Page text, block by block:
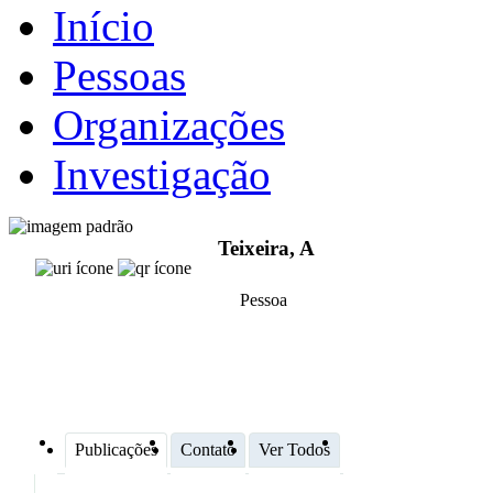
Início
Pessoas
Organizações
Investigação
Teixeira, A
Pessoa
Publicações Contato Ver Todos